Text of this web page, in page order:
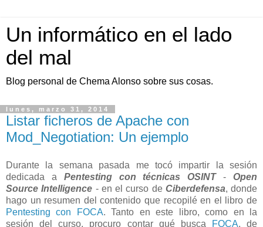
Un informático en el lado
del mal
Blog personal de Chema Alonso sobre sus cosas.
lunes, marzo 31, 2014
Listar ficheros de Apache con
Mod_Negotiation: Un ejemplo
Durante la semana pasada me tocó impartir la sesión
dedicada a Pentesting con técnicas OSINT-Open
Source Intelligence - en el curso de Ciberdefensa, donde
hago un resumen del contenido que recopilé en el libro de
Pentesting con FOCA. Tanto en este libro, como en la
sesión del curso, procuro contar qué busca
FOCA, de